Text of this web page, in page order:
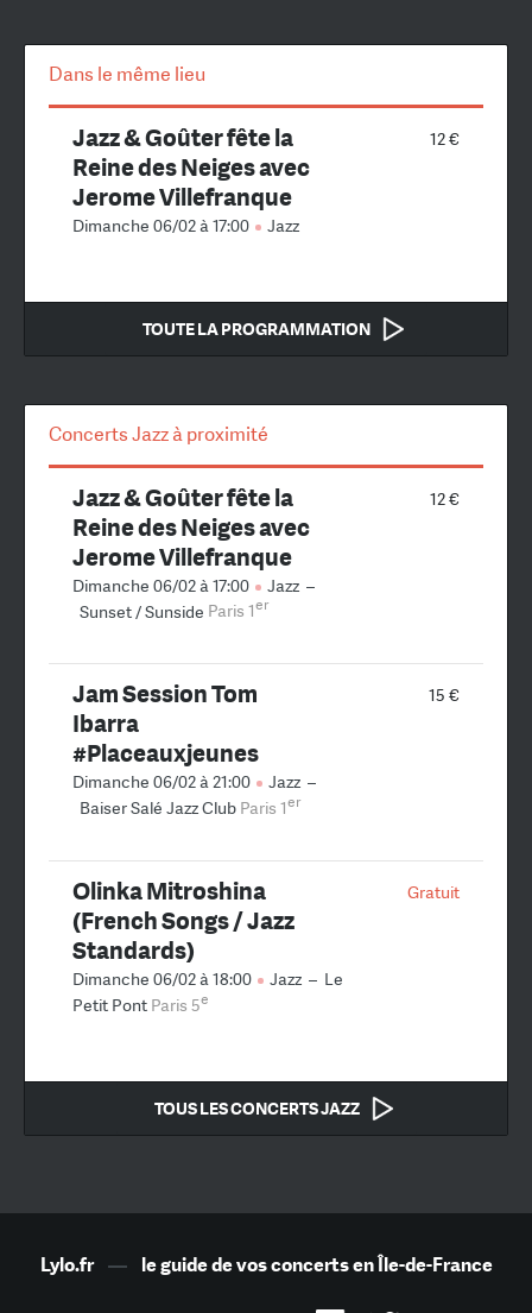
Dans le même lieu
12 €
Jazz & Goûter fête la
Reine des Neiges avec
Jerome Villefranque
Dimanche 06/02 à 17:00 Jazz
TOUTE LA PROGRAMMATION
Concerts Jazz à proximité
12 €
Jazz & Goûter fête la
Reine des Neiges avec
Jerome Villefranque
Dimanche 06/02 à 17:00 Jazz –
Sunset / Sunside Paris 1er
15 €
Jam Session Tom
Ibarra
#Placeauxjeunes
Dimanche 06/02 à 21:00 Jazz –
Baiser Salé Jazz Club Paris 1er
Gratuit
Olinka Mitroshina
(French Songs / Jazz
Standards)
Dimanche 06/02 à 18:00 Jazz – Le
Petit Pont Paris 5e
TOUS LES CONCERTS JAZZ
Lylo.fr— le guide de vos concerts en Île-de-France